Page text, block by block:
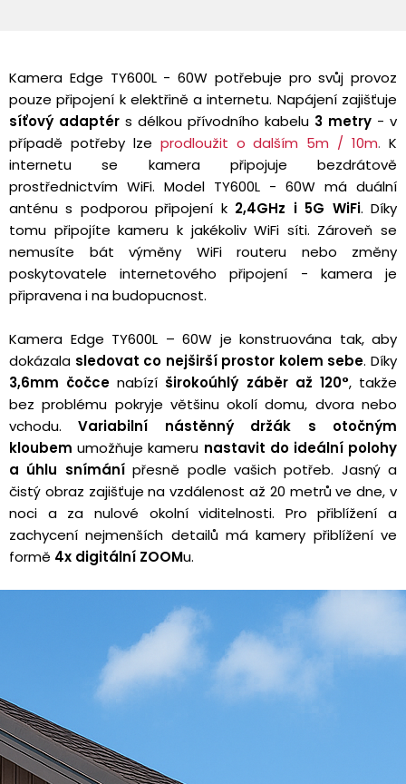
Kamera Edge TY600L - 60W potřebuje pro svůj provoz
pouze připojení k elektřině a internetu. Napájení zajišťuje
síťový adaptér s délkou přívodního kabelu 3 metry - v
případě potřeby lze prodloužit o dalším 5m / 10m.K
internetu se kamera připojuje bezdrátově
prostřednictvím WiFi. Model TY600L - 60W má duální
anténu s podporou připojení k 2,4GHz i 5G WiFi. Díky
tomu připojíte kameru k jakékoliv WiFi síti. Zároveň se
nemusíte bát výměny WiFi routeru nebo změny
poskytovatele internetového připojení - kamera je
připravena i na budopucnost.
Kamera Edge TY600L – 60W je konstruována tak, aby
dokázala sledovat co nejširší prostor kolem sebe. Díky
3,6mm čočce nabízí širokoúhlý záběr až 120°, takže
bez problému pokryje většinu okolí domu, dvora nebo
vchodu.Variabilní nástěnný držák s otočným
kloubem umožňuje kameru nastavit do ideální polohy
a úhlu snímánípřesně podle vašich potřeb. Jasný a
čistý obraz zajišťuje na vzdálenost až 20 metrů ve dne, v
noci a za nulové okolní viditelnosti. Pro přiblížení a
zachycení nejmenších detailů má kamery přiblížení ve
formě 4x digitální ZOOMu.